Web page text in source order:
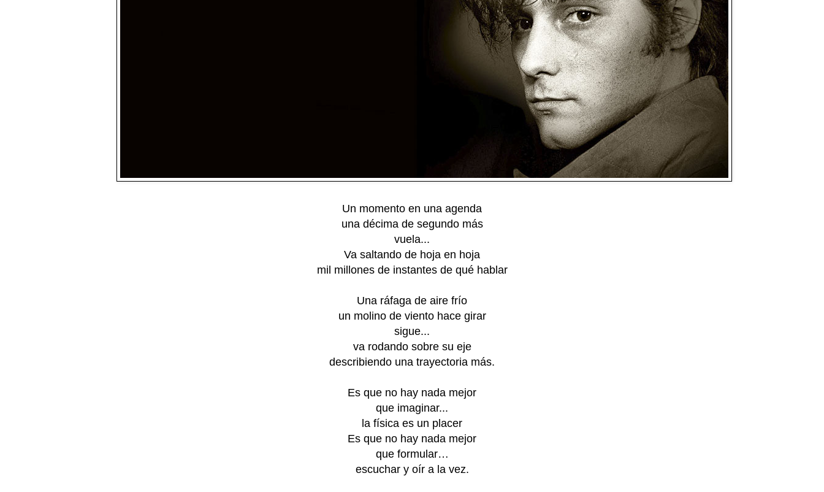
Un momento en una agenda
una décima de segundo más
vuela...
Va saltando de hoja en hoja
mil millones de instantes de qué hablar
Una ráfaga de aire frío
un molino de viento hace girar
sigue...
va rodando sobre su eje
describiendo una trayectoria más.
Es que no hay nada mejor
que imaginar...
la física es un placer
Es que no hay nada mejor
que formular…
escuchar y oír a la vez.